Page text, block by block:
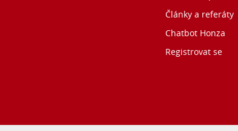
Články a referáty
Chatbot Honza
Registrovat se